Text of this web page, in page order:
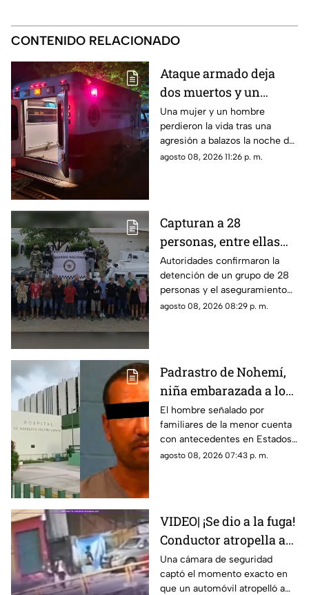
CONTENIDO RELACIONADO
Ataque armado deja
dos muertos y un
herido en la
sindicatura de Villa
Unión, Mazatlán
Una mujer y un hombre
perdieron la vida tras una
agresión a balazos la noche de
este sábado; un joven de 26
agosto 08, 2026 11:26 p. m.
Capturan a 28
personas, entre ellas
mujeres, con un
arsenal en El Roble,
Mazatlán
Autoridades confirmaron la
detención de un grupo de 28
personas y el aseguramiento
de armas de fuego largas, en la
agosto 08, 2026 08:29 p. m.
Padrastro de Nohemí,
niña embarazada a los
11 años, cuenta con
historial de abus0;
familiares lo acusan
El hombre señalado por
familiares de la menor cuenta
con antecedentes en Estados
Unidos por abuso a una menor;
agosto 08, 2026 07:43 p. m.
VIDEO| ¡Se dio a la fuga!
Conductor atropella a
familia entera que
caminaba sobre la calle
Una cámara de seguridad
captó el momento exacto en
que un automóvil atropelló a